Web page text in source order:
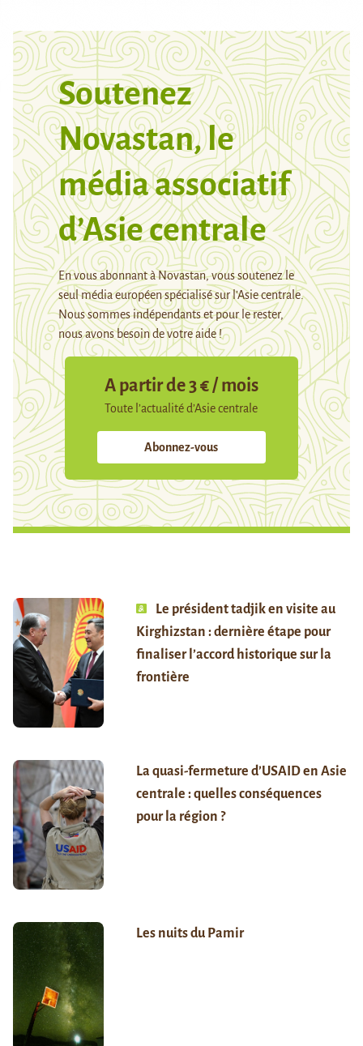
Soutenez
Novastan, le
média associatif
d’Asie centrale
En vous abonnant à Novastan, vous soutenez le
seul média européen spécialisé sur l’Asie centrale.
Nous sommes indépendants et pour le rester,
nous avons besoin de votre aide !
A partir de 3 € / mois
Toute l’actualité d’Asie centrale
Abonnez-vous
Le président tadjik en visite au
Kirghizstan : dernière étape pour
finaliser l’accord historique sur la
frontière
La quasi-fermeture d’USAID en Asie
centrale : quelles conséquences
pour la région ?
Les nuits du Pamir